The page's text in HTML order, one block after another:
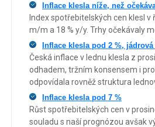
Inflace klesla níže, než
Index spotřebitelských cen klesl v
m/m a 18 % y/y. Trhy očekávaly
Inflace klesla pod 2 %,
Česká inflace v lednu klesla z
odhadem, tržním konsensem i
odpovídala rovněž struktura
Inflace klesla pod 7 %
Růst spotřebitelských cen v
souladu s naší prognózou avšak